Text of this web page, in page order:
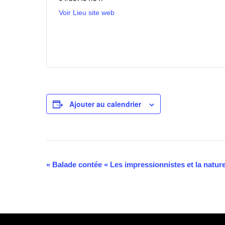
Voir Lieu site web
Ajouter au calendrier
Navigation
« Balade contée « Les impressionnistes et la